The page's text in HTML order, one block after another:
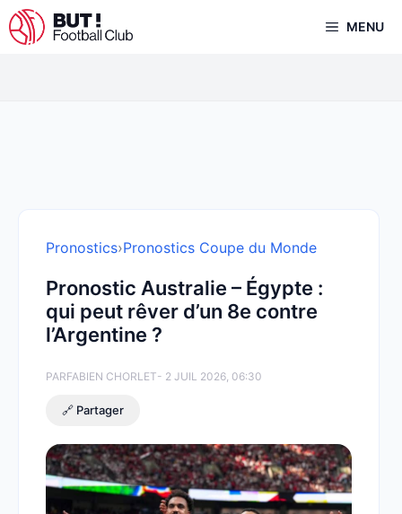
Aller
au
MENU
Pronostics›Pronostics Coupe du Monde
Pronostic Australie – Égypte :
qui peut rêver d’un 8e contre
l’Argentine ?
PARFABIEN CHORLET- 2 JUIL 2026, 06:30
🔗 Partager